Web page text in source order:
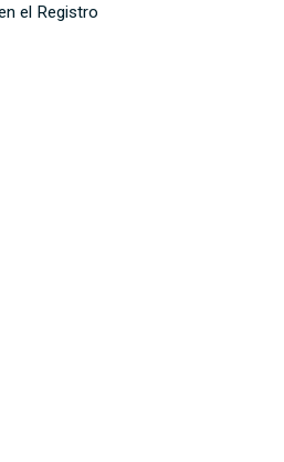
el Registro